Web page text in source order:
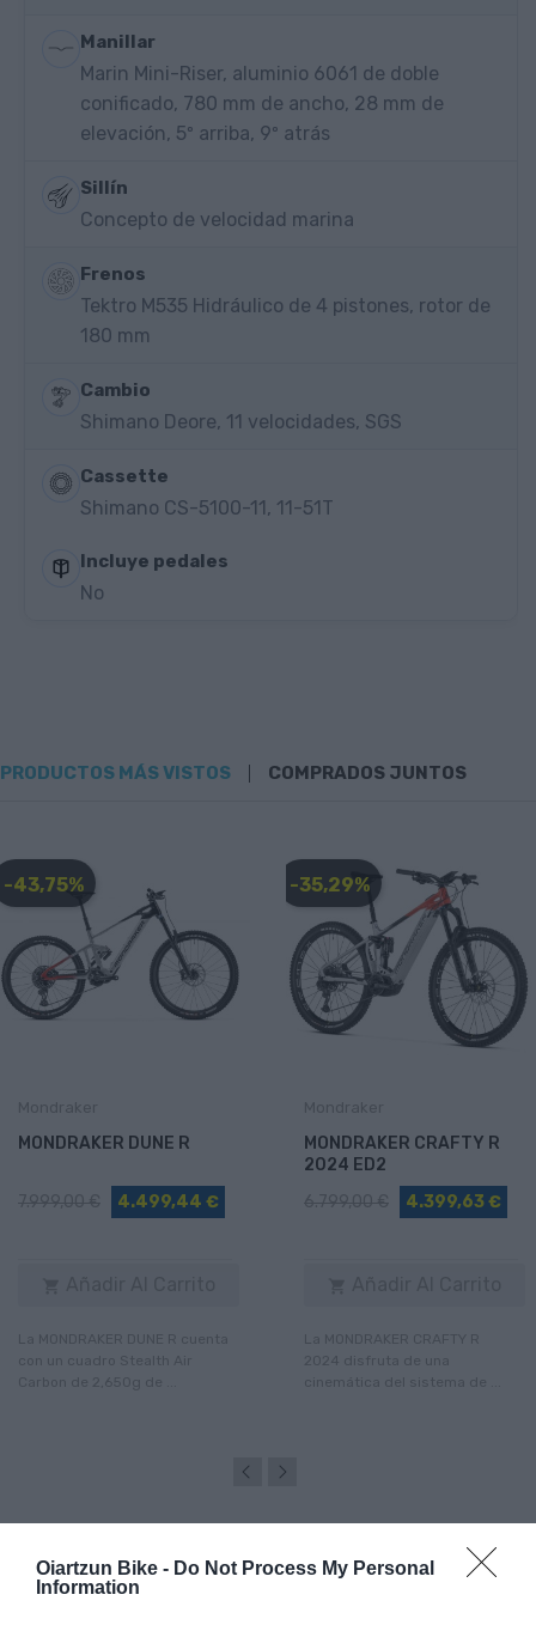
Oiartzun Bike - Do Not Process My Personal
Information
Manillar
Marin Mini-Riser, aluminio 6061 de doble
conificado, 780 mm de ancho, 28 mm de
elevación, 5º arriba, 9º atrás
Sillín
Concepto de velocidad marina
Frenos
Tektro M535 Hidráulico de 4 pistones, rotor de
180 mm
Cambio
Shimano Deore, 11 velocidades, SGS
Cassette
Shimano CS-5100-11, 11-51T
Incluye pedales
No
PRODUCTOS MÁS VISTOS COMPRADOS JUNTOS
-43,75%
MONDRAKER DUNE R
4.499,44 €
-35,29%
MONDRAKER CRAFTY R
2024 ED2
4.399,63 €